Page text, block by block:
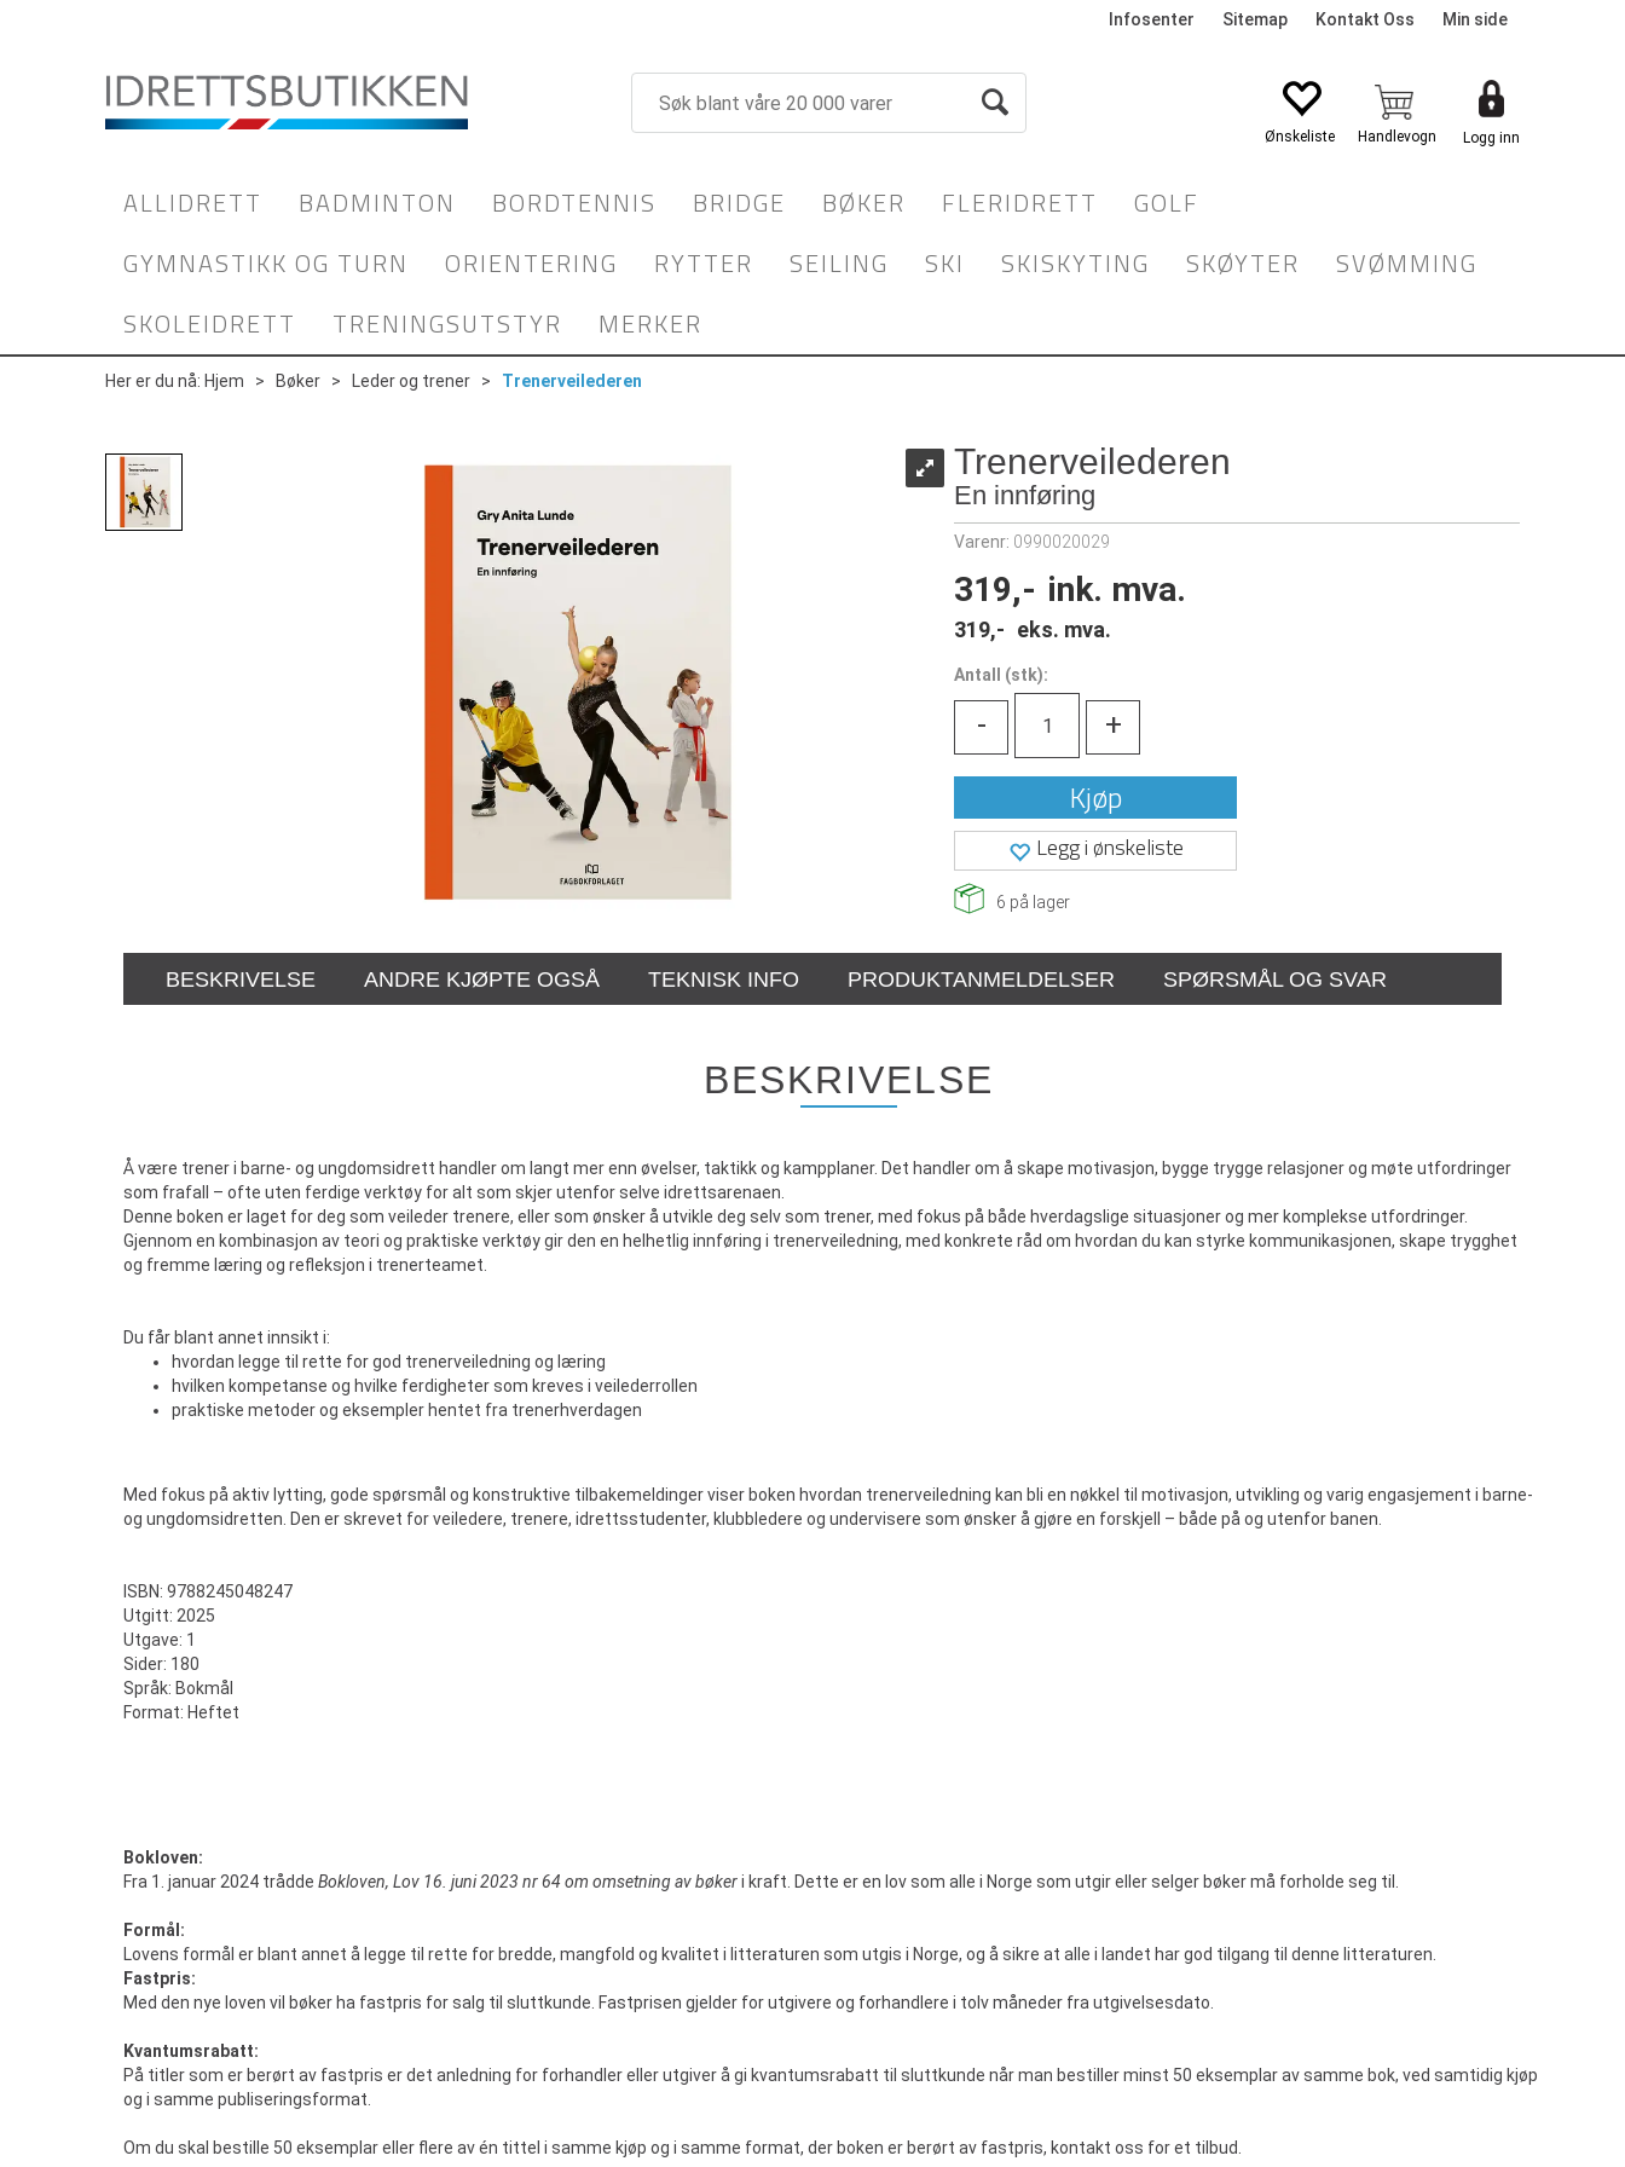
Infosenter Sitemap Kontakt Oss Min side
Logg inn
ALLIDRETT BADMINTON BORDTENNIS BRIDGE BØKER FLERIDRETT
GOLF
GYMNASTIKK OG TURN
ORIENTERING RYTTER SEILING SKI SKISKYTING SKØYTER
SVØMMING
SKOLEIDRETT
TRENINGSUTSTYR MERKER
Her er du nå: Hjem > Bøker > Leder og trener > Trenerveilederen
Trenerveilederen
En innføring
Varenr: 0990020029
319,- ink. mva.
319,- eks. mva.
Antall (stk):
- +
Kjøp
Legg i ønskeliste
6 på lager
BESKRIVELSE ANDRE KJØPTE OGSÅ TEKNISK INFO PRODUKTANMELDELSER SPØRSMÅL OG SVAR
BESKRIVELSE
Å være trener i barne- og ungdomsidrett handler om langt mer enn øvelser, taktikk og kampplaner. Det handler om å skape motivasjon, bygge trygge relasjoner og møte utfordringer
som frafall – ofte uten ferdige verktøy for alt som skjer utenfor selve idrettsarenaen.
Denne boken er laget for deg som veileder trenere, eller som ønsker å utvikle deg selv som trener, med fokus på både hverdagslige situasjoner og mer komplekse utfordringer.
Gjennom en kombinasjon av teori og praktiske verktøy gir den en helhetlig innføring i trenerveiledning, med konkrete råd om hvordan du kan styrke kommunikasjonen, skape trygghet
og fremme læring og refleksjon i trenerteamet.
Du får blant annet innsikt i:
hvordan legge til rette for god trenerveiledning og læring
hvilken kompetanse og hvilke ferdigheter som kreves i veilederrollen
praktiske metoder og eksempler hentet fra trenerhverdagen
Med fokus på aktiv lytting, gode spørsmål og konstruktive tilbakemeldinger viser boken hvordan trenerveiledning kan bli en nøkkel til motivasjon, utvikling og varig engasjement i barne-
og ungdomsidretten. Den er skrevet for veiledere, trenere, idrettsstudenter, klubbledere og undervisere som ønsker å gjøre en forskjell – både på og utenfor banen.
ISBN: 9788245048247
Utgitt: 2025
Utgave: 1
Sider: 180
Språk: Bokmål
Format: Heftet
Bokloven:
Fra 1. januar 2024 trådde Bokloven, Lov 16. juni 2023 nr 64 om omsetning av bøkeri kraft. Dette er en lov som alle i Norge som utgir eller selger bøker må forholde seg til.
Formål:
Lovens formål er blant annet å legge til rette for bredde, mangfold og kvalitet i litteraturen som utgis i Norge, og å sikre at alle i landet har god tilgang til denne litteraturen.
Fastpris:
Med den nye loven vil bøker ha fastpris for salg til sluttkunde. Fastprisen gjelder for utgivere og forhandlere i tolv måneder fra utgivelsesdato.
Kvantumsrabatt:
På titler som er berørt av fastpris er det anledning for forhandler eller utgiver å gi kvantumsrabatt til sluttkunde når man bestiller minst 50 eksemplar av samme bok, ved samtidig kjøp
og i samme publiseringsformat.
Om du skal bestille 50 eksemplar eller flere av én tittel i samme kjøp og i samme format, der boken er berørt av fastpris, kontakt oss for et tilbud.